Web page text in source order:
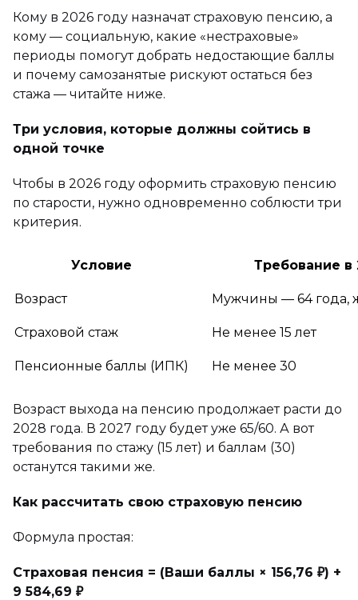
Кому в 2026 году назначат страховую пенсию, а
кому — социальную, какие «нестраховые»
периоды помогут добрать недостающие баллы
и почему самозанятые рискуют остаться без
стажа — читайте ниже.
Три условия, которые должны сойтись в
одной точке
Чтобы в 2026 году оформить страховую пенсию
по старости, нужно одновременно соблюсти три
критерия.
Условие Требование в
Возраст Мужчины — 64 года,
Страховой стаж Не менее 15 лет
Пенсионные баллы (ИПК) Не менее 30
Возраст выхода на пенсию продолжает расти до
2028 года. В 2027 году будет уже 65/60. А вот
требования по стажу (15 лет) и баллам (30)
останутся такими же.
Как рассчитать свою страховую пенсию
Формула простая:
Страховая пенсия = (Ваши баллы × 156,76 ₽) +
9 584,69 ₽